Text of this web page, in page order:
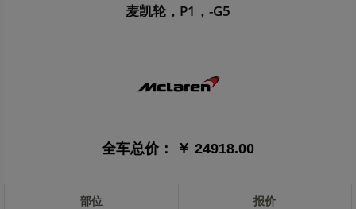
麦凯轮，P1，-G5
全车总价： ￥ 24918.00
部位 报价